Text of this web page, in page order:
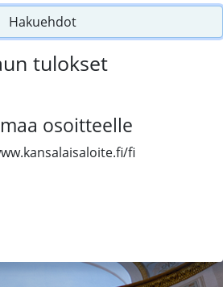
Hakuehdot
tulokset
osoitteelle
fi